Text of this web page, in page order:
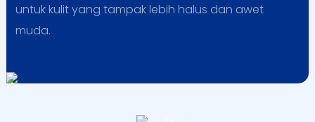
untuk kulit yang tampak lebih halus dan awet
muda.